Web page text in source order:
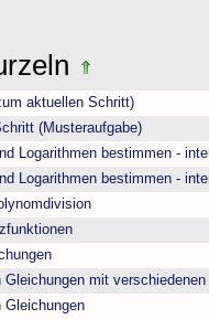
aktuellen Schritt)
(Musteraufgabe)
Logarithmen bestimmen -
Logarithmen bestimmen -
mit verschiedenen
Gleichungen